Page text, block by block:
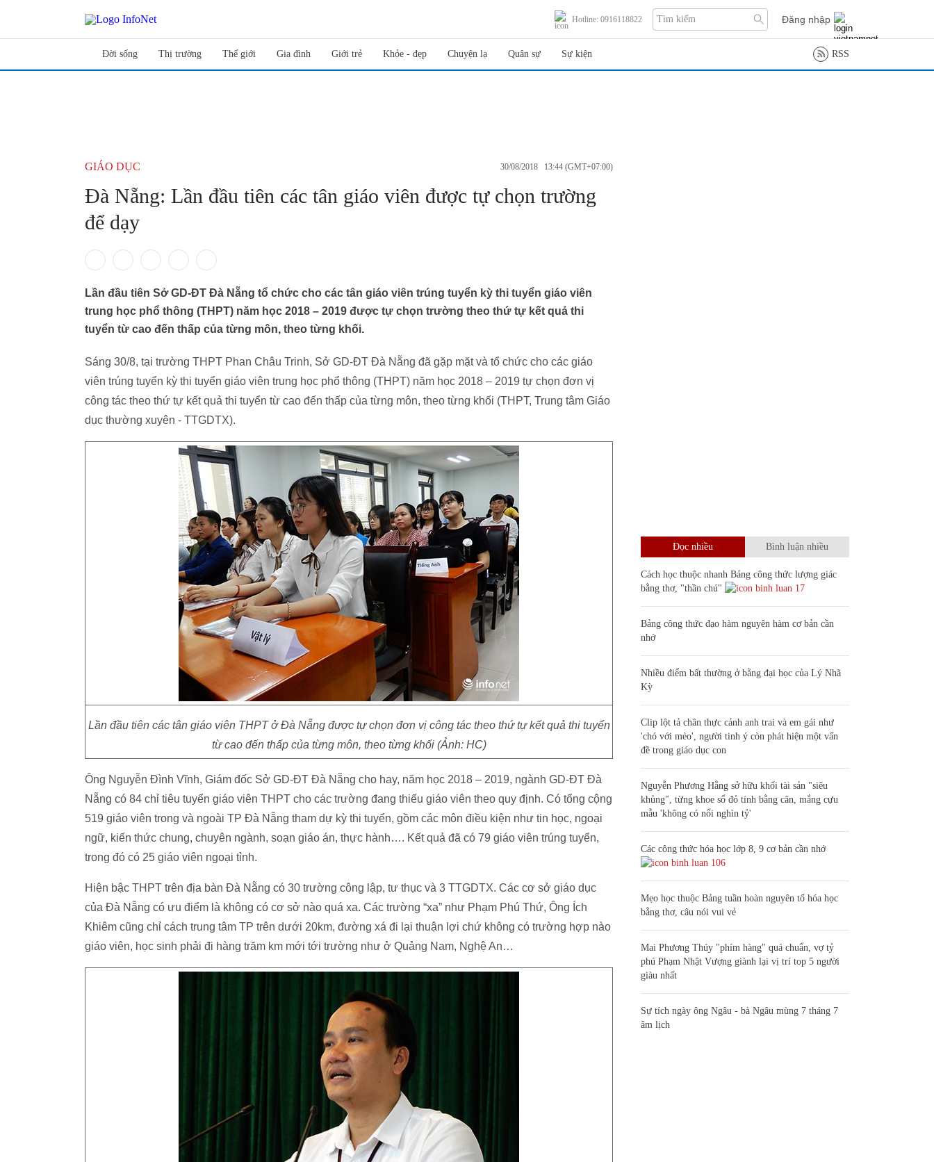
Hotline: 0916118822 Đăng nhập
Đời sống Thị trường Thế giới Gia đình Giới trẻ Khỏe - đẹp Chuyện lạ Quân sự Sự kiện RSS
GIÁO DỤC 30/08/2018 13:44 (GMT+07:00)
Đà Nẵng: Lần đầu tiên các tân giáo viên được tự chọn trường
để dạy
Lần đầu tiên Sở GD-ĐT Đà Nẵng tổ chức cho các tân giáo viên trúng tuyển kỳ thi tuyển giáo viên
trung học phổ thông (THPT) năm học 2018 – 2019 được tự chọn trường theo thứ tự kết quả thi
tuyển từ cao đến thấp của từng môn, theo từng khối.
Sáng 30/8, tại trường THPT Phan Châu Trinh, Sở GD-ĐT Đà Nẵng đã gặp mặt và tổ chức cho các giáo
viên trúng tuyển kỳ thi tuyển giáo viên trung học phổ thông (THPT) năm học 2018 – 2019 tự chọn đơn vị
công tác theo thứ tự kết quả thi tuyển từ cao đến thấp của từng môn, theo từng khối (THPT, Trung tâm Giáo
dục thường xuyên - TTGDTX).
Lần đầu tiên các tân giáo viên THPT ở Đà Nẵng được tự chọn đơn vị công tác theo thứ tự kết quả thi tuyển
từ cao đến thấp của từng môn, theo từng khối (Ảnh: HC)
Ông Nguyễn Đình Vĩnh, Giám đốc Sở GD-ĐT Đà Nẵng cho hay, năm học 2018 – 2019, ngành GD-ĐT Đà
Nẵng có 84 chỉ tiêu tuyển giáo viên THPT cho các trường đang thiếu giáo viên theo quy định. Có tổng cộng
519 giáo viên trong và ngoài TP Đà Nẵng tham dự kỳ thi tuyển, gồm các môn điều kiện như tin học, ngoại
ngữ, kiến thức chung, chuyên ngành, soạn giáo án, thực hành…. Kết quả đã có 79 giáo viên trúng tuyển,
trong đó có 25 giáo viên ngoại tỉnh.
Hiện bậc THPT trên địa bàn Đà Nẵng có 30 trường công lập, tư thục và 3 TTGDTX. Các cơ sở giáo dục
của Đà Nẵng có ưu điểm là không có cơ sở nào quá xa. Các trường “xa” như Phạm Phú Thứ, Ông Ích
Khiêm cũng chỉ cách trung tâm TP trên dưới 20km, đường xá đi lại thuận lợi chứ không có trường hợp nào
giáo viên, học sinh phải đi hàng trăm km mới tới trường như ở Quảng Nam, Nghệ An…
Đọc nhiều Bình luận nhiều
Cách học thuộc nhanh Bảng công thức lượng giác
bằng thơ, "thần chú"
17
Bảng công thức đạo hàm nguyên hàm cơ bản cần
nhớ
Nhiều điểm bất thường ở bằng đại học của Lý Nhã
Kỳ
Clip lột tả chân thực cảnh anh trai và em gái như
'chó với mèo', người tinh ý còn phát hiện một vấn
đề trong giáo dục con
Nguyễn Phương Hằng sở hữu khối tài sản "siêu
khủng", từng khoe sổ đỏ tính bằng cân, mắng cựu
mẫu 'không có nổi nghìn tỷ'
Các công thức hóa học lớp 8, 9 cơ bản cần nhớ
106
Mẹo học thuộc Bảng tuần hoàn nguyên tố hóa học
bằng thơ, câu nói vui vẻ
Mai Phương Thúy "phím hàng" quá chuẩn, vợ tỷ
phú Phạm Nhật Vượng giành lại vị trí top 5 người
giàu nhất
Sự tích ngày ông Ngâu - bà Ngâu mùng 7 tháng 7
âm lịch